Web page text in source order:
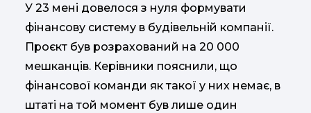
У 23 мені довелося з нуля формувати
фінансову систему в будівельній компанії.
Проєкт був розрахований на 20 000
мешканців. Керівники пояснили, що
фінансової команди як такої у них немає, в
штаті на той момент був лише один